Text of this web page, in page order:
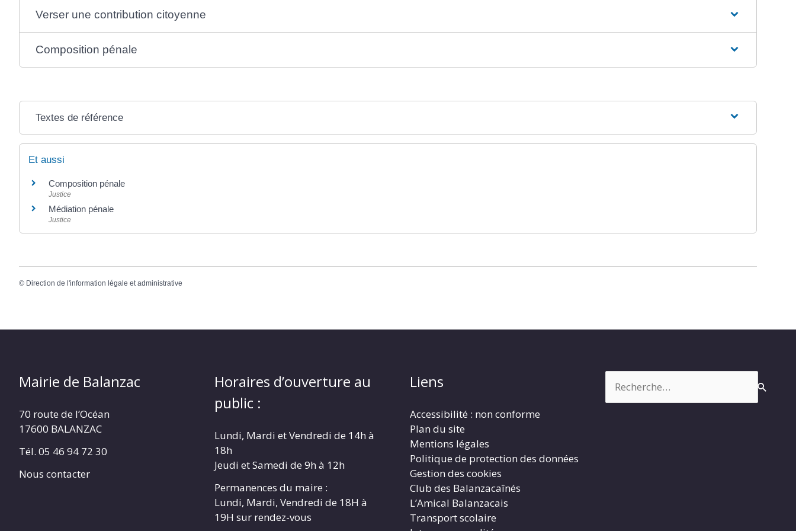
Verser une contribution citoyenne
Composition pénale
Textes de référence
Et aussi
Composition pénale
Justice
Médiation pénale
Justice
© Direction de l'information légale et administrative
Mairie de Balanzac
70 route de l’Océan
17600 BALANZAC
Tél. 05 46 94 72 30
Nous contacter
Horaires d’ouverture au
public :
Lundi, Mardi et Vendredi de 14h à
18h
Jeudi et Samedi de 9h à 12h
Permanences du maire :
Lundi, Mardi, Vendredi de 18H à
19H sur rendez-vous
Liens
Accessibilité : non conforme
Plan du site
Mentions légales
Politique de protection des données
Gestion des cookies
Club des Balanzacaînés
L’Amical Balanzacais
Transport scolaire